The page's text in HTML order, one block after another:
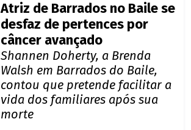
Atriz de Barrados no Baile se
desfaz de pertences por
câncer avançado
Shannen Doherty, a Brenda
Walsh em Barrados do Baile,
contou que pretende facilitar a
vida dos familiares após sua
morte